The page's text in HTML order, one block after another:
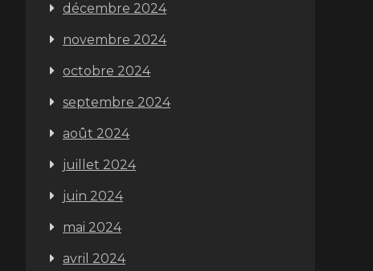
décembre 2024
novembre 2024
octobre 2024
septembre 2024
août 2024
juillet 2024
juin 2024
mai 2024
avril 2024